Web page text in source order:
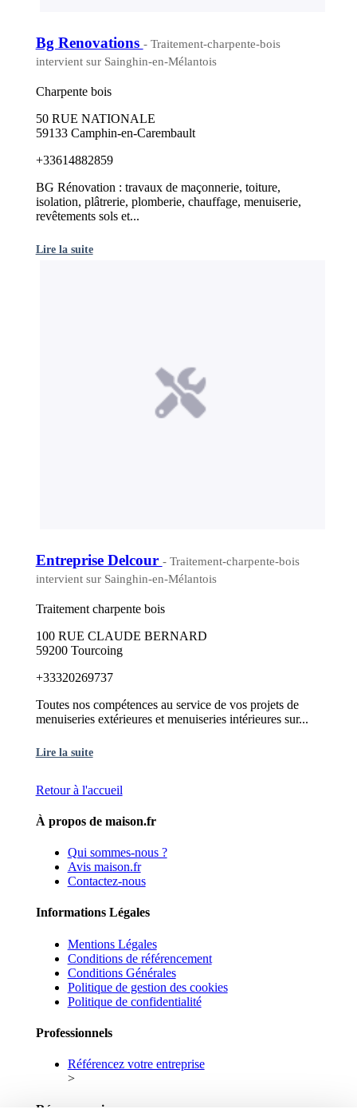
Bg Renovations - Traitement-charpente-bois
intervient sur Sainghin-en-Mélantois
Charpente bois
50 RUE NATIONALE
59133 Camphin-en-Carembault
+33614882859
BG Rénovation : travaux de maçonnerie, toiture,
isolation, plâtrerie, plomberie, chauffage, menuiserie,
revêtements sols et...
Lire la suite
Entreprise Delcour - Traitement-charpente-bois
intervient sur Sainghin-en-Mélantois
Traitement charpente bois
100 RUE CLAUDE BERNARD
59200 Tourcoing
+33320269737
Toutes nos compétences au service de vos projets de
menuiseries extérieures et menuiseries intérieures sur...
Lire la suite
Retour à l'accueil
À propos de maison.fr
Qui sommes-nous ?
Avis maison.fr
Contactez-nous
Informations Légales
Mentions Légales
Conditions de référencement
Conditions Générales
Politique de gestion des cookies
Politique de confidentialité
Professionnels
Référencez votre entreprise
>